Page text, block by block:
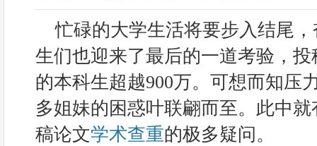
忙碌的大学生活将要步入结尾
生们也迎来了最后的一道考验，
的本科生超越900万。可想而知压
多姐妹的困惑叶联翩而至。此中
稿论文学术查重的极多疑问。